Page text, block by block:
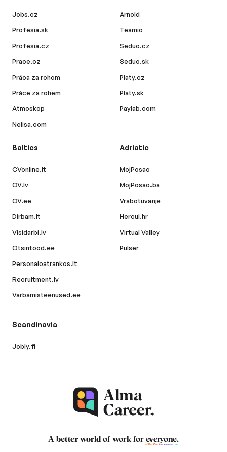
Jobs.cz
Profesia.sk
Profesia.cz
Prace.cz
Práca za rohom
Práce za rohem
Atmoskop
Nelisa.com
Arnold
Teamio
Seduo.cz
Seduo.sk
Platy.cz
Platy.sk
Paylab.com
Baltics
CVonline.lt
CV.lv
CV.ee
Dirbam.lt
Visidarbi.lv
Otsintood.ee
Personaloatrankos.lt
Recruitment.lv
Varbamisteenused.ee
Adriatic
MojPosao
MojPosao.ba
Vrabotuvanje
Hercul.hr
Virtual Valley
Pulser
Scandinavia
Jobly.fi
A better world of work for everyone.